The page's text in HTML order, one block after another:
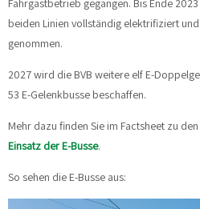
Fahrgastbetrieb gegangen. Bis Ende
beiden Linien vollständig elektrifiziert
genommen.
2027 wird die BVB weitere elf E-
53 E-Gelenkbusse beschaffen.
Mehr dazu finden Sie im Factsheet zu den
Einsatz der E-Busse.
So sehen die E-Busse aus: